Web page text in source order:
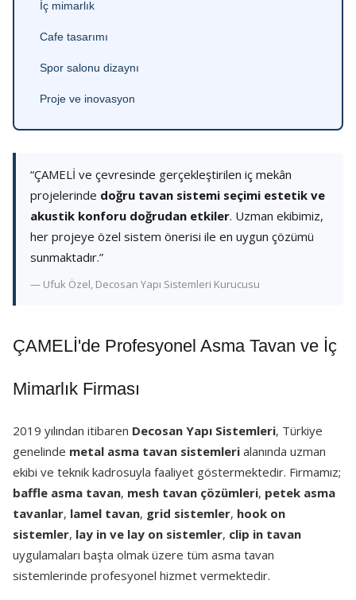
İç mimarlık
Cafe tasarımı
Spor salonu dizaynı
Proje ve inovasyon
“ÇAMELİ ve çevresinde gerçekleştirilen iç mekân
projelerinde doğru tavan sistemi seçimi estetik ve
akustik konforu doğrudan etkiler. Uzman ekibimiz,
her projeye özel sistem önerisi ile en uygun çözümü
sunmaktadır.”
— Ufuk Özel, Decosan Yapı Sistemleri Kurucusu
ÇAMELİ'de Profesyonel Asma Tavan ve İç
Mimarlık Firması
2019 yılından itibaren Decosan Yapı Sistemleri, Türkiye
genelinde metal asma tavan sistemleri alanında uzman
ekibi ve teknik kadrosuyla faaliyet göstermektedir. Firmamız;
baffle asma tavan, mesh tavan çözümleri, petek asma
tavanlar, lamel tavan, grid sistemler, hook on
sistemler, lay in ve lay on sistemler, clip in tavan
uygulamaları başta olmak üzere tüm asma tavan
sistemlerinde profesyonel hizmet vermektedir.